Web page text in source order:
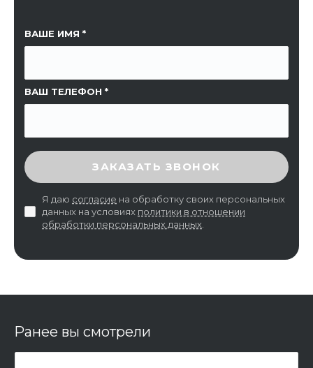
ВАШЕ ИМЯ
ВАШ ТЕЛЕФОН
ССЫЛКА НА СТРАНИЦУ
ВВЕДИТЕ ПРОВЕРОЧНЫЙ КОД
ЗАКАЗАТЬ ЗВОНОК
Я даю согласие на обработку своих персональных
данных на условиях политики в отношении
обработки персональных данных
Ранее вы смотрели